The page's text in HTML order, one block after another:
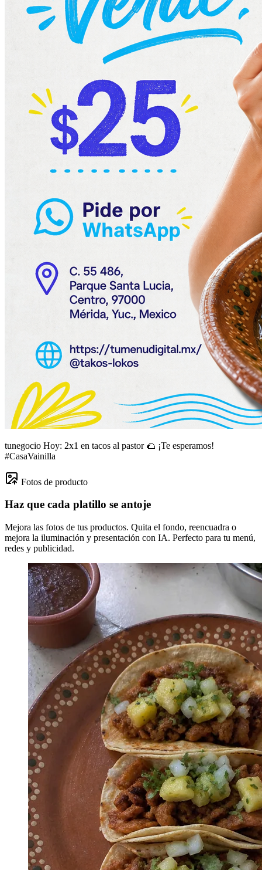
tunegocio Hoy: 2x1 en tacos al pastor 🌮 ¡Te esperamos!
#CasaVainilla
Fotos de producto
Haz que cada platillo se antoje
Mejora las fotos de tus productos. Quita el fondo, reencuadra o
mejora la iluminación y presentación con IA. Perfecto para tu menú,
redes y publicidad.